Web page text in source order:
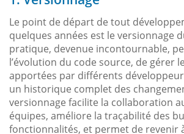
Le point de départ de tout
quelques années est le versionnage
pratique, devenue incontournable,
l’évolution du code source, de gérer
apportées par différents
un historique complet des
versionnage facilite la collaboration
équipes, améliore la traçabilité des
fonctionnalités, et permet de revenir